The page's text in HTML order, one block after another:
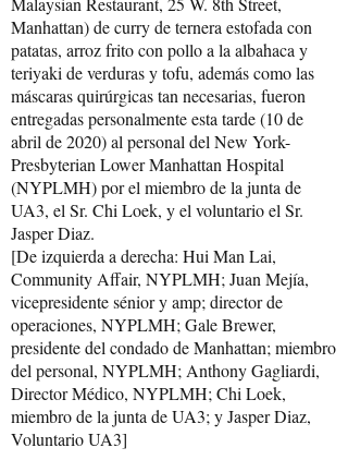
Manhattan) de curry de ternera estofada con
patatas, arroz frito con pollo a la albahaca y
teriyaki de verduras y tofu, además como las
máscaras quirúrgicas tan necesarias, fueron
entregadas personalmente esta tarde (10 de
abril de 2020) al personal del New York-
Presbyterian Lower Manhattan Hospital
(NYPLMH) por el miembro de la junta de
UA3, el Sr. Chi Loek, y el voluntario el Sr.
Jasper Diaz.
[De izquierda a derecha: Hui Man Lai,
Community Affair, NYPLMH; Juan Mejía,
vicepresidente sénior y amp; director de
operaciones, NYPLMH; Gale Brewer,
presidente del condado de Manhattan; miembro
del personal, NYPLMH; Anthony Gagliardi,
Director Médico, NYPLMH; Chi Loek,
miembro de la junta de UA3; y Jasper Diaz,
Voluntario UA3]